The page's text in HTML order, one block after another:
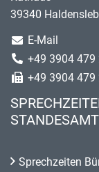
39340
E-Mail
+49 3904 479
+49 3904 479
STANDESAMT
Sprechzeiten